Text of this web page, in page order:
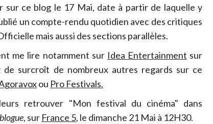
sur ce blog le 17 Mai, date à partir de laquelle y
un compte-rendu quotidien avec des critiques
mais aussi des sections parallèles.
me lire notamment sur Idea Entertainment sur
de surcroît de nombreux autres regards sur ce
ou Pro Festivals.
retrouver "Mon festival du cinéma" dans
, sur France 5, le dimanche 21 Mai à 12H30.